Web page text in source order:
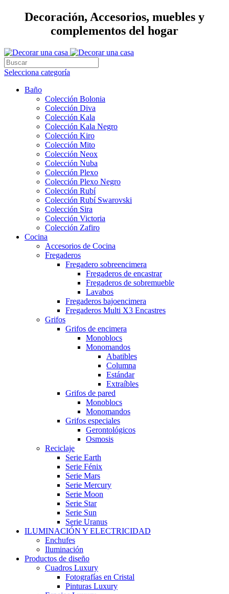
Decoración, Accesorios, muebles y
complementos del hogar
Selecciona categoría
Baño
Colección Bolonia
Colección Diva
Colección Kala
Colección Kala Negro
Colección Kiro
Colección Mito
Colección Neox
Colección Nuba
Colección Plexo
Colección Plexo Negro
Colección Rubí
Colección Rubí Swarovski
Colección Sira
Colección Victoria
Colección Zafiro
Cocina
Accesorios de Cocina
Fregaderos
Fregadero sobreencimera
Fregaderos de encastrar
Fregaderos de sobremueble
Lavabos
Fregaderos bajoencimera
Fregaderos Multi X3 Encastres
Grifos
Grifos de encimera
Monoblocs
Monomandos
Abatibles
Columna
Estándar
Extraíbles
Grifos de pared
Monoblocs
Monomandos
Grifos especiales
Gerontológicos
Osmosis
Reciclaje
Serie Earth
Serie Fénix
Serie Mars
Serie Mercury
Serie Moon
Serie Star
Serie Sun
Serie Uranus
ILUMINACIÓN Y ELECTRICIDAD
Enchufes
Iluminación
Productos de diseño
Cuadros Luxury
Fotografías en Cristal
Pinturas Luxury